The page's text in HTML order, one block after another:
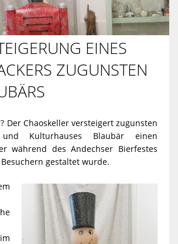
BAUEN, WOHNEN & UMWELT
EINES
ZUGUNSTEN
Der Chaoskeller versteigert zugunsten
Kulturhauses Blaubär einen
während des Andechser Bierfestes
gestaltet wurde.